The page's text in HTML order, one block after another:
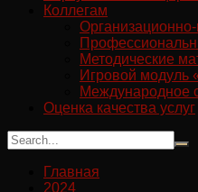
Коллегам
Методические
Игровой модуль
Международное
Оценка качества услуг
Главная
2024